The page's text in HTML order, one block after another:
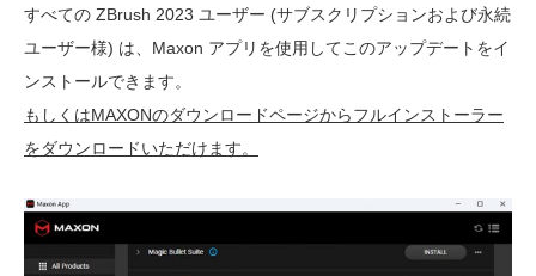
すべての ZBrush 2023 ユーザー (サブスクリプションおよび永続
ユーザー様) は、Maxon アプリを使用してこのアップデートをイ
ンストールできます。
もしくはMAXONのダウンロードページからフルインストーラー
をダウンロードいただけます。